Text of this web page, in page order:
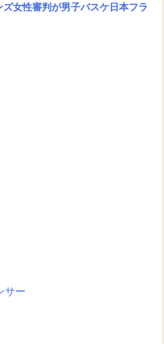
ズ女性審判が男子バスケ日本フラ
サー